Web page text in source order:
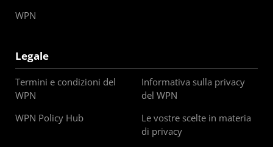
WPN
Legale
Termini e condizioni del
WPN
Informativa sulla privacy
del WPN
WPN Policy Hub
Le vostre scelte in materia
di privacy